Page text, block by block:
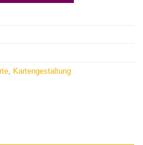
, Kartengestaltung